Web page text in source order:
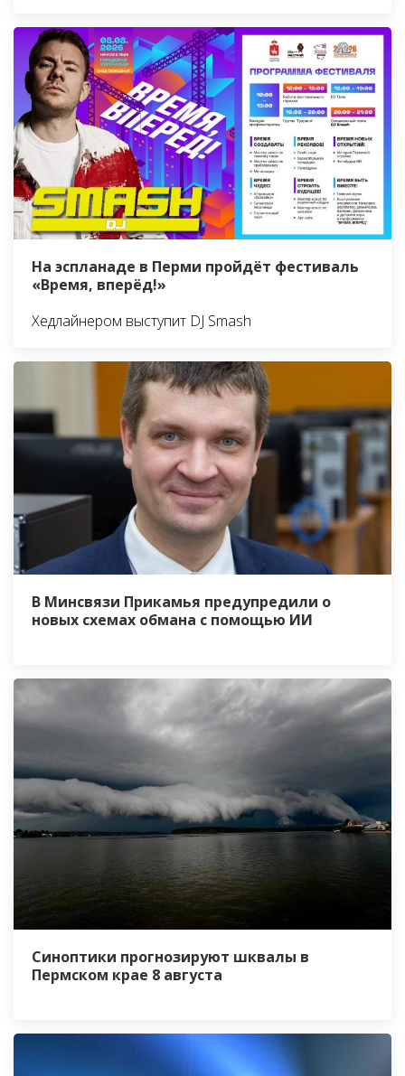
На эспланаде в Перми пройдёт фестиваль
«Время, вперёд!»
Хедлайнером выступит DJ Smash
В Минсвязи Прикамья предупредили о
новых схемах обмана с помощью ИИ
Синоптики прогнозируют шквалы в
Пермском крае 8 августа